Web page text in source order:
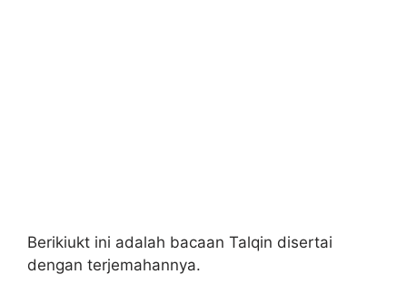
Berikiukt ini adalah bacaan Talqin disertai
dengan terjemahannya.